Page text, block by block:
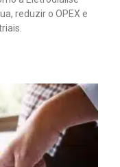
reduzir o OPEX e